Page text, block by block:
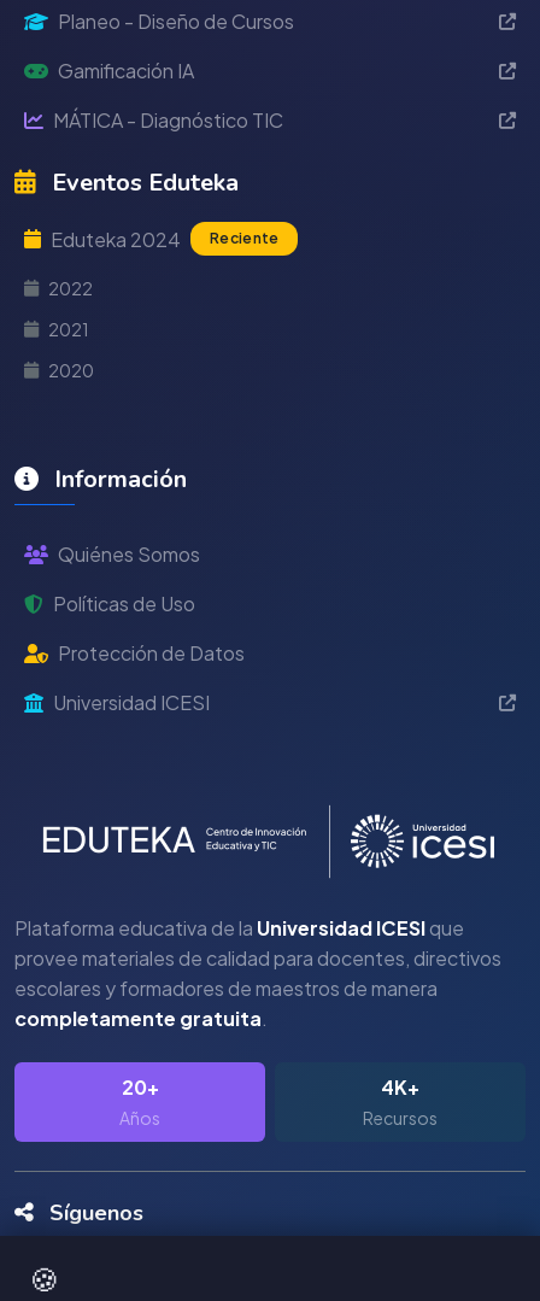
🍪
Planeo - Diseño de Cursos
Gamificación IA
MÁTICA - Diagnóstico TIC
Eventos Eduteka
Eduteka 2024 Reciente
2022
2021
2020
Información
Quiénes Somos
Políticas de Uso
Protección de Datos
Universidad ICESI
Plataforma educativa de la Universidad ICESIque
provee materiales de calidad para docentes, directivos
escolares y formadores de maestros de manera
completamente gratuita.
20+
Años
4K+
Recursos
Síguenos